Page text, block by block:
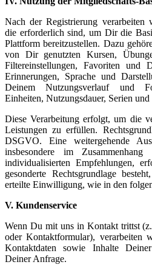
Nach der Registrierung verarbeiten
die erforderlich sind, um Dir die
Plattform bereitzustellen. Dazu
von Dir genutzten Kursen,
Filtereinstellungen, Favoriten und
Erinnerungen, Sprache und
Deinem Nutzungsverlauf und
Einheiten, Nutzungsdauer, Serien
Diese Verarbeitung erfolgt, um die
Leistungen zu erfüllen.
DSGVO. Eine weitergehende
insbesondere im
individualisierten Empfehlungen,
gesonderte Rechtsgrundlage
erteilte Einwilligung, wie in den
V. Kundenservice
Wenn Du mit uns in Kontakt trittst
oder Kontaktformular), verarbeiten
Kontaktdaten sowie Inhalte
Deiner Anfrage.